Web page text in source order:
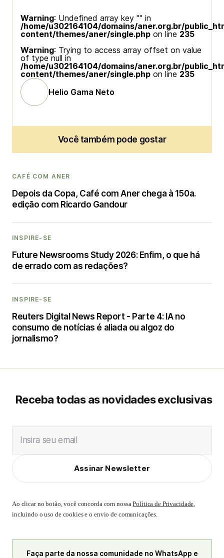
Warning: Undefined array key "" in
/home/u302164104/domains/aner.org.br/
content/themes/aner/single.php on line 235
Warning: Trying to access array offset on value
of type null in
/home/u302164104/domains/aner.org.br/
content/themes/aner/single.php on line 235
Helio Gama Neto
Você também pode gostar
CAFÉ COM ANER
Depois da Copa, Café com Aner chega à 150a.
edição com Ricardo Gandour
INSPIRE-SE
Future Newsrooms Study 2026: Enfim, o que há
de errado com as redações?
INSPIRE-SE
Reuters Digital News Report - Parte 4: IA no
consumo de notícias é aliada ou algoz do
jornalismo?
Receba todas as novidades exclusivas
Insira seu email
Assinar Newsletter
Ao clicar no botão, você concorda com nossaPolítica de Privacidade,
incluindo o uso de cookies e o envio de comunicações.
Faça parte da nossa comunidade no WhatsApp e